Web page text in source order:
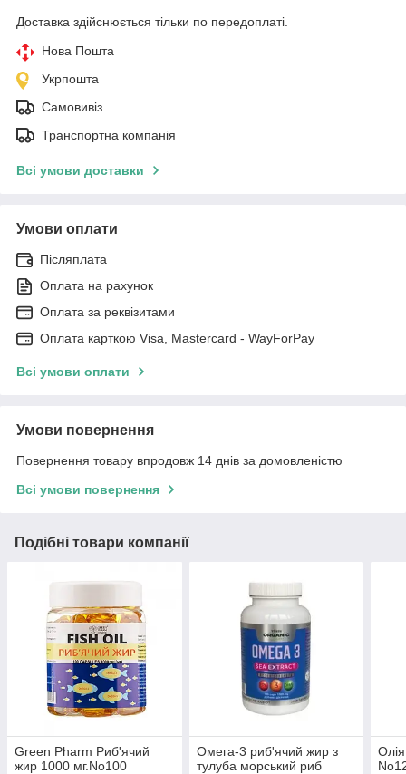
Доставка здійснюється тільки по передоплаті.
Нова Пошта
Укрпошта
Самовивіз
Транспортна компанія
Всі умови доставки
Умови оплати
Післяплата
Оплата на рахунок
Оплата за реквізитами
Оплата карткою Visa, Mastercard - WayForPay
Всі умови оплати
Умови повернення
Повернення товару впродовж 14 днів за домовленістю
Всі умови повернення
Подібні товари компанії
Green Pharm Риб'ячий
жир 1000 мг.No100
Омега-3 риб'ячий жир з
тулуба морський риб